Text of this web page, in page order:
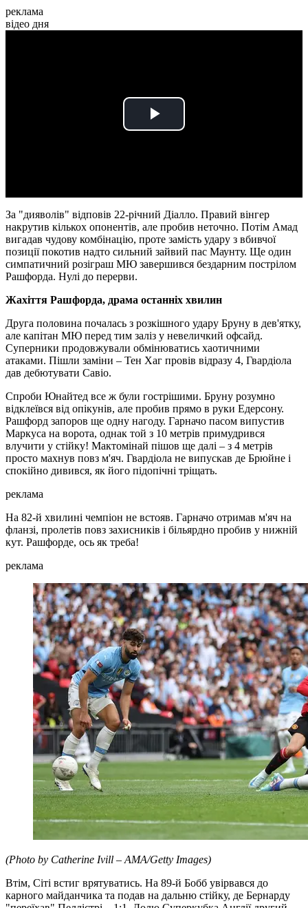
реклама
відео дня
Play
За "дияволів" відповів 22-річний Діалло. Правий вінгер
накрутив кількох опонентів, але пробив неточно. Потім Амад
вигадав чудову комбінацію, проте замість удару з вбивчої
позиції покотив надто сильний зайвий пас Маунту. Ще один
симпатичний розіграш МЮ завершився бездарним пострілом
Рашфорда. Нулі до перерви.
Жахіття Рашфорда, драма останніх хвилин
Друга половина почалась з розкішного удару Бруну в дев'ятку,
але капітан МЮ перед тим заліз у невеличкий офсайд.
Суперники продовжували обмінюватись хаотичними
атаками. Пішли заміни – Тен Хаг провів відразу 4, Гвардіола
дав дебютувати Савіо.
Спроби Юнайтед все ж були гострішими. Бруну розумно
відклеївся від опікунів, але пробив прямо в руки Едерсону.
Рашфорд запоров ще одну нагоду. Гарначо пасом випустив
Маркуса на ворота, однак той з 10 метрів примудрився
влучити у стійку! Мактомінай пішов ще далі – з 4 метрів
просто махнув повз м'яч. Гвардіола не випускав де Брюйне і
спокійно дивився, як його підопічні тріщать.
реклама
На 82-й хвилині чемпіон не встояв. Гарначо отримав м'яч на
фланзі, пролетів повз захисників і більярдно пробив у нижній
кут. Рашфорде, ось як треба!
реклама
(Photo by Catherine Ivill – AMA/Getty Images)
Втім, Сіті встиг врятуватись. На 89-й Бобб увірвався до
карного майданчика та подав на дальню стійку, де Бернарду